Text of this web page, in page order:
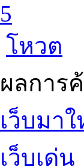
5
โหวต
ผลการ
เว็บมา
เว็บเด่น